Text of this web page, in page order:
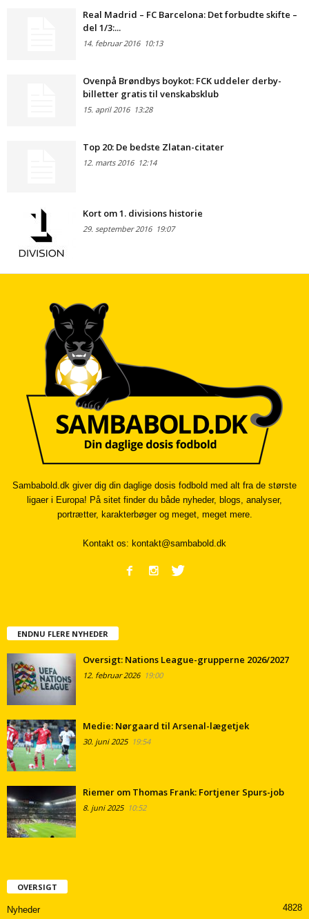
Real Madrid – FC Barcelona: Det forbudte skifte –
del 1/3:...
14. februar 201610:13
Ovenpå Brøndbys boykot: FCK uddeler derby-
billetter gratis til venskabsklub
15. april 201613:28
Top 20: De bedste Zlatan-citater
12. marts 201612:14
Kort om 1. divisions historie
29. september 201619:07
Sambabold.dk giver dig din daglige dosis fodbold med alt fra de største
ligaer i Europa! På sitet finder du både nyheder, blogs, analyser,
portrætter, karakterbøger og meget, meget mere.
Kontakt os: kontakt@sambabold.dk
ENDNU FLERE NYHEDER
Oversigt: Nations League-grupperne 2026/2027
12. februar 202619:00
Medie: Nørgaard til Arsenal-lægetjek
30. juni 202519:54
Riemer om Thomas Frank: Fortjener Spurs-job
8. juni 202510:52
OVERSIGT
Nyheder 4828